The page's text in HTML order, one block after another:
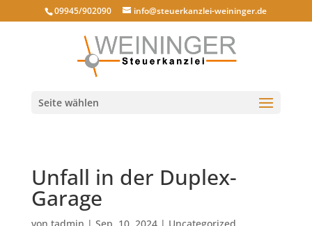
09945/902090 info@steuerkanzlei-weininger.de
Seite wählen
Unfall in der Duplex-
Garage